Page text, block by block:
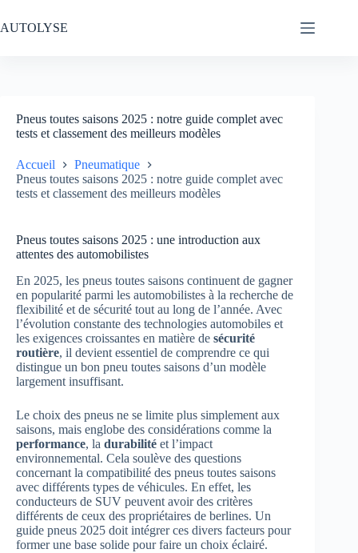
au
contenu
AUTOLYSE
Pneus toutes saisons 2025 : notre guide complet avec
tests et classement des meilleurs modèles
Accueil
Pneumatique
Pneus toutes saisons 2025 : notre guide complet avec
tests et classement des meilleurs modèles
Pneus toutes saisons 2025 : une introduction aux
attentes des automobilistes
En 2025, les pneus toutes saisons continuent de gagner
en popularité parmi les automobilistes à la recherche de
flexibilité et de sécurité tout au long de l’année. Avec
l’évolution constante des technologies automobiles et
les exigences croissantes en matière de sécu­rité
routière, il devient essentiel de comprendre ce qui
distingue un bon pneu toutes saisons d’un modèle
largement insuffisant.
Le choix des pneus ne se limite plus simplement aux
saisons, mais englobe des considérations comme la
performance, la durabilité et l’impact
environnemental. Cela soulève des questions
concernant la compatibilité des pneus toutes saisons
avec différents types de véhicules. En effet, les
conducteurs de SUV peuvent avoir des critères
différents de ceux des propriétaires de berlines. Un
guide pneus 2025 doit intégrer ces divers facteurs pour
former une base solide pour faire un choix éclairé.